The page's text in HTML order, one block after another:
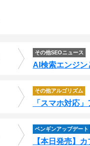
その他SEOニュース
AI検索エンジン
その他アルゴリズム
「スマホ対応
ペンギンアップデート
【本日発売】